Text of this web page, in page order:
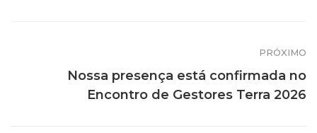
PRÓXIMO
Nossa presença está confirmada no
Encontro de Gestores Terra 2026